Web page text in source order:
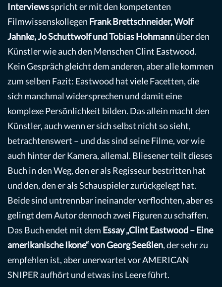
Interviewsspricht er mit den kompetenten
Filmwissenskollegen Frank Brettschneider, Wolf
Jahnke, Jo Schuttwolf und Tobias Hohmannüber den
Künstler wie auch den Menschen Clint Eastwood.
Kein Gespräch gleicht dem anderen, aber alle kommen
zum selben Fazit: Eastwood hat viele Facetten, die
sich manchmal widersprechen und damit eine
komplexe Persönlichkeit bilden. Das allein macht den
Künstler, auch wenn er sich selbst nicht so sieht,
betrachtenswert – und das sind seine Filme, vor wie
auch hinter der Kamera, allemal. Bliesener teilt dieses
Buch in den Weg, den er als Regisseur bestritten hat
und den, den er als Schauspieler zurückgelegt hat.
Beide sind untrennbar ineinander verflochten, aber es
gelingt dem Autor dennoch zwei Figuren zu schaffen.
Das Buch endet mit dem Essay „Clint Eastwood – Eine
amerikanische Ikone“ von Georg Seeßlen, der sehr zu
empfehlen ist, aber unerwartet vor AMERICAN
SNIPER aufhört und etwas ins Leere führt.